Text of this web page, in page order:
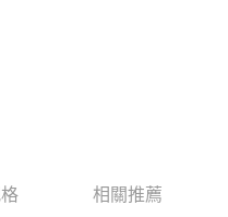
相關推薦